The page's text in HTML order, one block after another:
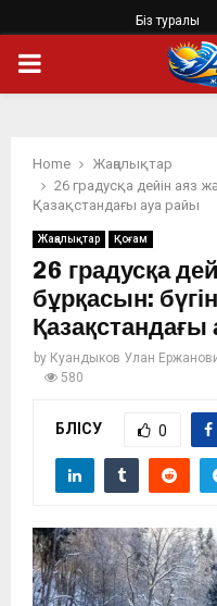
Біз туралы
PRIMARY
Home
Жаңалықтар
26 градусқа дейін аяз
Қазақстандағы ауа райы
Жаңалықтар Қоғам
26 градусқа
бұрқасын:
by Куандыков Улан
580
БӨЛІСУ 0